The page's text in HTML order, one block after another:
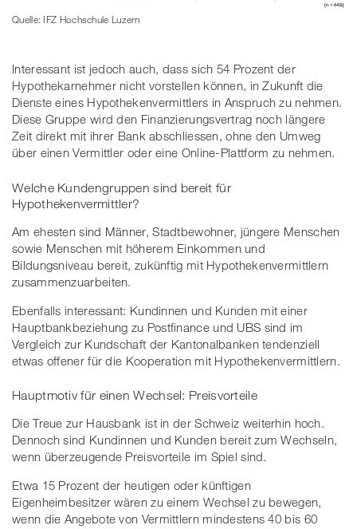
Quelle: IFZ Hochschule Luzern
Interessant ist jedoch auch, dass sich 54 Prozent der
Hypothekarnehmer nicht vorstellen können, in Zukunft die
Dienste eines Hypothekenvermittlers in Anspruch zu nehmen.
Diese Gruppe wird den Finanzierungsvertrag noch längere
Zeit direkt mit ihrer Bank abschliessen, ohne den Umweg
über einen Vermittler oder eine Online-Plattform zu nehmen.
Welche Kundengruppen sind bereit für
Hypothekenvermittler?
Am ehesten sind Männer, Stadtbewohner, jüngere Menschen
sowie Menschen mit höherem Einkommen und
Bildungsniveau bereit, zukünftig mit Hypothekenvermittlern
zusammenzuarbeiten.
Ebenfalls interessant: Kundinnen und Kunden mit einer
Hauptbankbeziehung zu Postfinance und UBS sind im
Vergleich zur Kundschaft der Kantonalbanken tendenziell
etwas offener für die Kooperation mit Hypothekenvermittlern.
Hauptmotiv für einen Wechsel: Preisvorteile
Die Treue zur Hausbank ist in der Schweiz weiterhin hoch.
Dennoch sind Kundinnen und Kunden bereit zum Wechseln,
wenn überzeugende Preisvorteile im Spiel sind.
Etwa 15 Prozent der heutigen oder künftigen
Eigenheimbesitzer wären zu einem Wechsel zu bewegen,
wenn die Angebote von Vermittlern mindestens 40 bis 60